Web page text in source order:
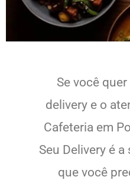
Se você
delivery e o
Cafeteria em
Seu Delivery é
que você